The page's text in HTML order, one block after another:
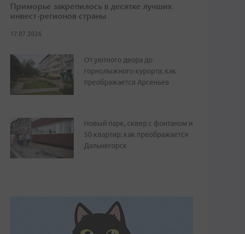
Приморье закрепилось в десятке лучших
инвест-регионов страны
17.07.2026
От уютного двора до
горнолыжного курорта: как
преображается Арсеньев
Новый парк, сквер с фонтаном и
50 квартир: как преображается
Дальнегорск